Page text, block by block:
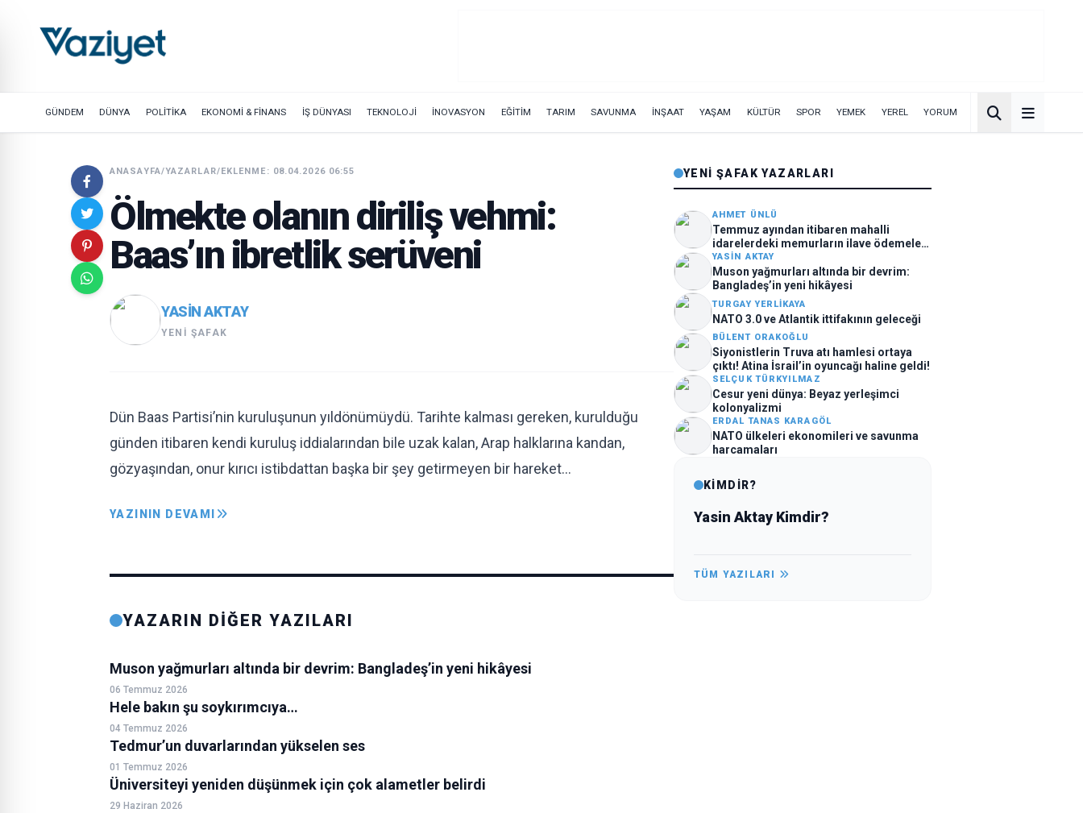
GÜNDEM DÜNYA POLİTİKA EKONOMİ & FİNANS İŞ DÜNYASI TEKNOLOJİ İNOVASYON EĞİTİM TARIM SAVUNMA İNŞAAT YAŞAM KÜLTÜR SPOR YEMEK YEREL YORUM
ANASAYFA/YAZARLAR/EKLENME: 08.04.2026 06:55
Ölmekte olanın diriliş vehmi:
Baas’ın ibretlik serüveni
YASIN AKTAY
YENI ŞAFAK
Dün Baas Partisi’nin kuruluşunun yıldönümüydü. Tarihte kalması gereken, kurulduğu
günden itibaren kendi kuruluş iddialarından bile uzak kalan, Arap halklarına kandan,
gözyaşından, onur kırıcı istibdattan başka bir şey getirmeyen bir hareket…
YAZININ DEVAMI
YAZARIN DİĞER YAZILARI
Muson yağmurları altında bir devrim: Bangladeş’in yeni hikâyesi
06 Temmuz 2026
Hele bakın şu soykırımcıya…
04 Temmuz 2026
Tedmur’un duvarlarından yükselen ses
01 Temmuz 2026
Üniversiteyi yeniden düşünmek için çok alametler belirdi
29 Haziran 2026
YENI ŞAFAK YAZARLARI
AHMET ÜNLÜ
Temmuz ayından itibaren mahalli
idarelerdeki memurların ilave ödemeleri
arttı
YASIN AKTAY
Muson yağmurları altında bir devrim:
Bangladeş’in yeni hikâyesi
TURGAY YERLIKAYA
NATO 3.0 ve Atlantik ittifakının geleceği
BÜLENT ORAKOĞLU
Siyonistlerin Truva atı hamlesi ortaya
çıktı! Atina İsrail’in oyuncağı haline geldi!
SELÇUK TÜRKYILMAZ
Cesur yeni dünya: Beyaz yerleşimci
kolonyalizmi
ERDAL TANAS KARAGÖL
NATO ülkeleri ekonomileri ve savunma
harcamaları
KİMDİR?
Yasin Aktay Kimdir?
TÜM YAZILARI